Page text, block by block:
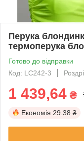
Перука
термоперука
Готово до відправки
Код: LC242-3
1 439,64 ₴
Економія 29.38 ₴